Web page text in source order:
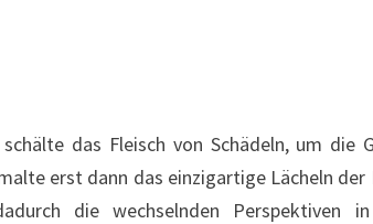
das Fleisch von Schädeln, um
erst dann das einzigartige Lächeln
die wechselnden Perspektiven in